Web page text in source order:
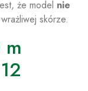
że model nie
skórze.